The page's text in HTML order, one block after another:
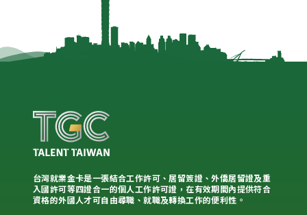
台灣就業金卡是一張結合工作許可、居留簽證、外僑居留證及重
入國許可等四證合一的個人工作許可證，在有效期間內提供符合
資格的外國人才可自由尋職、就職及轉換工作的便利性。